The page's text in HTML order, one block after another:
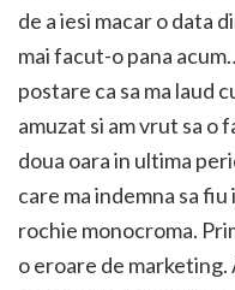
de a iesi macar o data
mai facut-o pana
postare ca sa ma laud
amuzat si am vrut sa o
doua oara in ultima
care ma indemna sa
rochie monocroma.
o eroare de marketing.